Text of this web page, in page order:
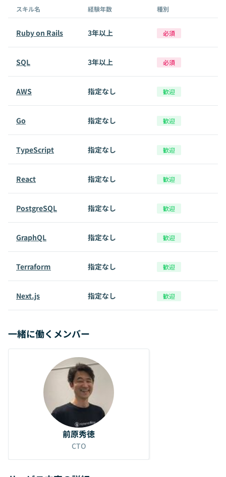
スキル名 経験年数 種別
Ruby on Rails 3年以上 必須
SQL 3年以上 必須
AWS 指定なし 歓迎
Go 指定なし 歓迎
TypeScript 指定なし 歓迎
React 指定なし 歓迎
PostgreSQL 指定なし 歓迎
GraphQL 指定なし 歓迎
Terraform 指定なし 歓迎
Next.js 指定なし 歓迎
一緒に働くメンバー
前原秀徳
CTO